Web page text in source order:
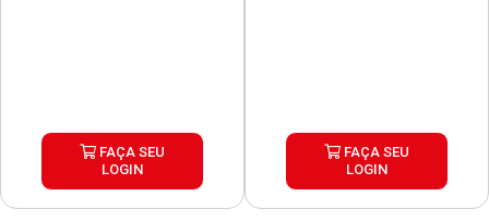
FAÇA SEU
LOGIN
FAÇA SEU
LOGIN